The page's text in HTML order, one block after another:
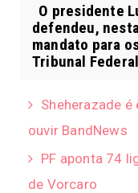
O presidente
defendeu,
mandato para
Tribunal
Sheherazade é
ouvir BandNews
PF aponta 74
de Vorcaro